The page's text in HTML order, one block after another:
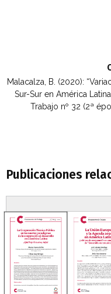
Malacalza, B. (2020):
Sur-Sur en América
Trabajo nº 32 (2ª
Publicaciones